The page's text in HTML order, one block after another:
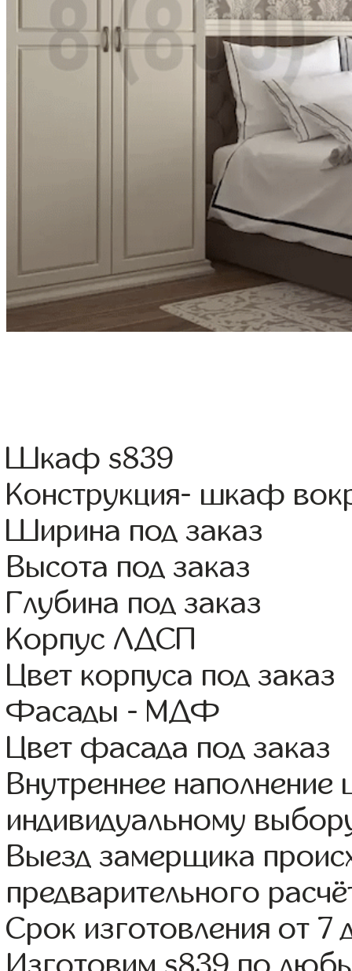
Шкаф s839
Конструкция- шкаф
Ширина под заказ
Высота под заказ
Глубина под заказ
Корпус ЛДСП
Цвет корпуса под заказ
Фасады - МДФ
Цвет фасада под заказ
Внутреннее
индивидуальному
Выезд замерщика
предварительного
Срок изготовления от 7